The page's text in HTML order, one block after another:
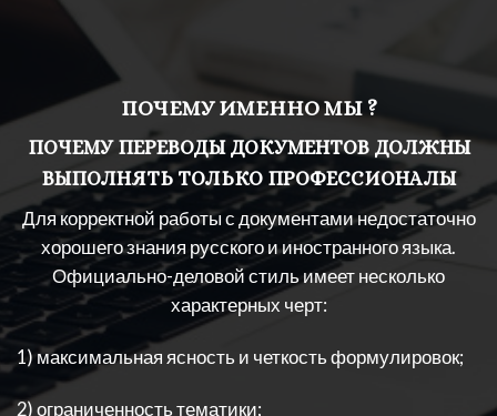
ПОЧЕМУ ИМЕННО МЫ ?
ПОЧЕМУ ПЕРЕВОДЫ ДОКУМЕНТОВ ДОЛЖНЫ
ВЫПОЛНЯТЬ ТОЛЬКО ПРОФЕССИОНАЛЫ
Для корректной работы с документами недостаточно
хорошего знания русского и иностранного языка.
Официально-деловой стиль имеет несколько
характерных черт:
1) максимальная ясность и четкость формулировок;
2) ограниченность тематики;